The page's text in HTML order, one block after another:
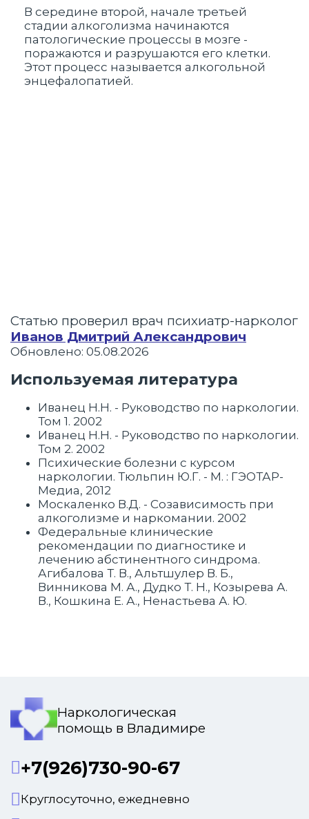
В середине второй, начале третьей
стадии алкоголизма начинаются
патологические процессы в мозге -
поражаются и разрушаются его клетки.
Этот процесс называется алкогольной
энцефалопатией.
Статью проверил врач психиатр-нарколог
Иванов Дмитрий Александрович
Обновлено: 05.08.2026
Используемая литература
Иванец Н.Н. - Руководство по наркологии.
Том 1. 2002
Иванец Н.Н. - Руководство по наркологии.
Том 2. 2002
Психические болезни с курсом
наркологии. Тюльпин Ю.Г. - М. : ГЭОТАР-
Медиа, 2012
Москаленко В.Д. - Созависимость при
алкоголизме и наркомании. 2002
Федеральные клинические
рекомендации по диагностике и
лечению абстинентного синдрома.
Агибалова Т. В., Альтшулер В. Б.,
Винникова М. А., Дудко Т. Н., Козырева А.
В., Кошкина Е. А., Ненастьева А. Ю.
Наркологическая
помощь в Владимире
+7(926)730-90-67
Круглосуточно, ежедневно